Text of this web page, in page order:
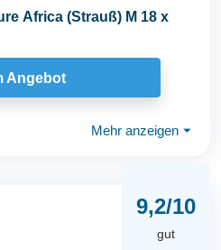
Africa (Strauß) M 18 x
Angebot
Mehr anzeigen ⏷
9,2/10
gut